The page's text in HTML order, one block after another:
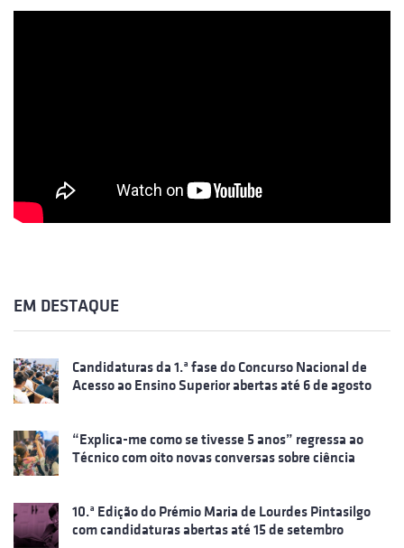
EM DESTAQUE
Candidaturas da 1.ª fase do Concurso Nacional de
Acesso ao Ensino Superior abertas até 6 de agosto
“Explica-me como se tivesse 5 anos” regressa ao
Técnico com oito novas conversas sobre ciência
10.ª Edição do Prémio Maria de Lourdes Pintasilgo
com candidaturas abertas até 15 de setembro